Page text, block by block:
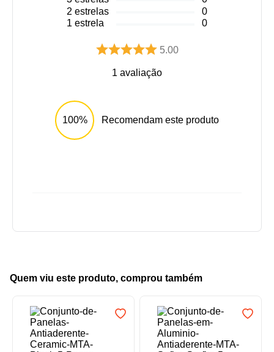
2 estrelas
1 estrela
0
0
5.00
1 avaliação
100% Recomendam este produto
Quem viu este produto, comprou também